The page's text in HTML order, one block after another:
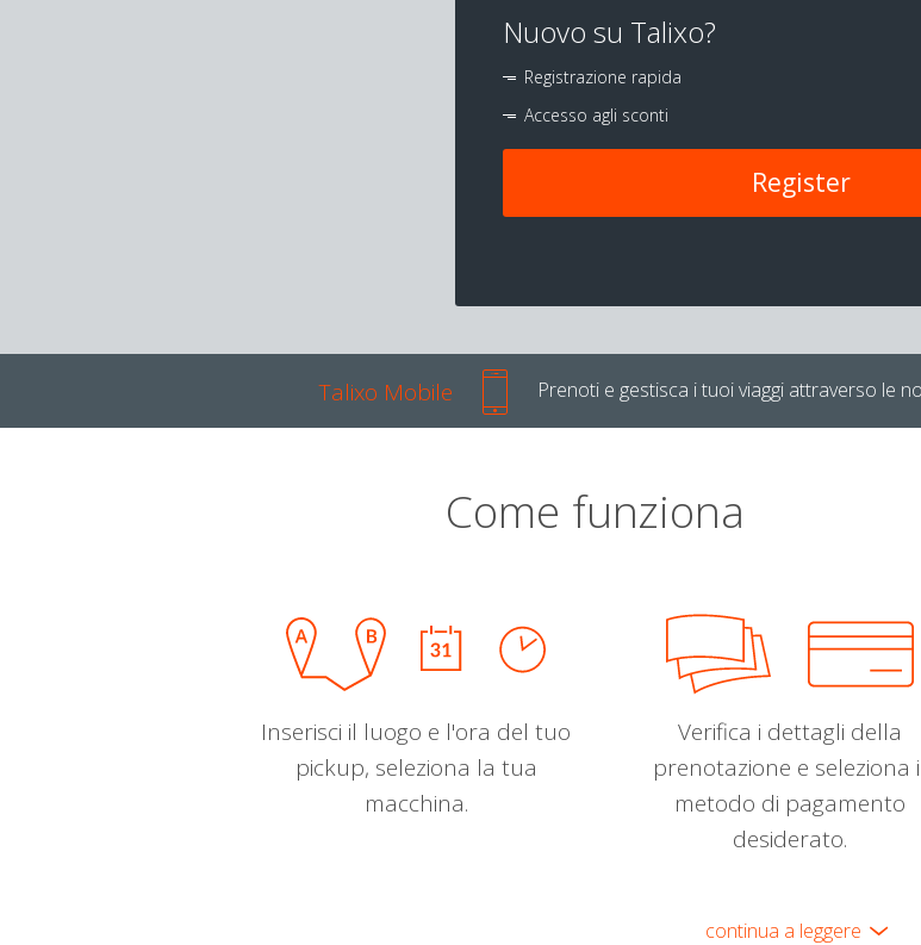
Nuovo su Talixo?
Registrazione rapida
Accesso agli sconti
Register
Talixo Mobile Prenoti e gestisca i tuoi viaggi attraverso le
Come funziona
Inserisci il luogo e l'ora del tuo
pickup, seleziona la tua
macchina.
Verifica i dettagli della
prenotazione e seleziona
metodo di pagamento
desiderato.
continua a leggere